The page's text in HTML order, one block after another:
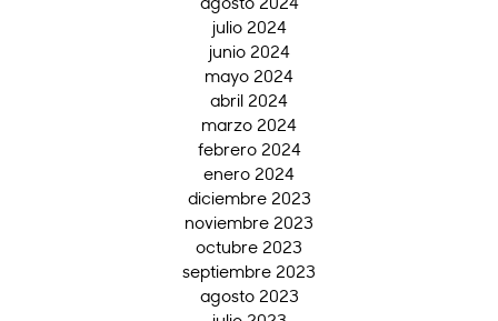
julio 2024
junio 2024
mayo 2024
abril 2024
marzo 2024
febrero 2024
enero 2024
diciembre 2023
noviembre 2023
octubre 2023
septiembre 2023
agosto 2023